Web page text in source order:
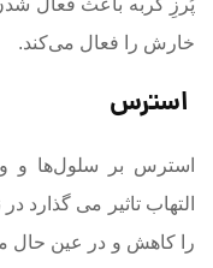
خارش را فعال می‌کند.
استرس
استرس بر سلول‌ها و
التهاب تاثیر می گذارد
را کاهش و در عین حال